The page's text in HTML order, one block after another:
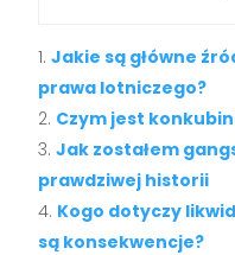
Jakie są główne
prawa lotniczego?
Czym jest
Jak zostałem
prawdziwej historii
Kogo dotyczy
są konsekwencje?